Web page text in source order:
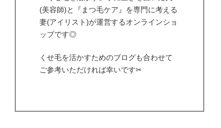
(美容師)と『まつ毛ケア』を専門に考える
妻(アイリスト)が運営するオンラインショ
ップです◎
くせ毛を活かすためのブログも合わせて
ご参考いただければ幸いです✂︎